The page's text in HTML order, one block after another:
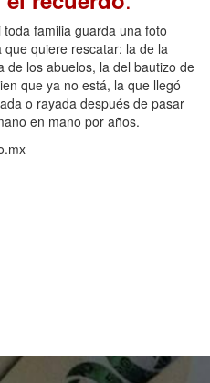
toda familia guarda una foto
que quiere rescatar: la de la
de los abuelos, la del bautizo de
que ya no está, la que llegó
o rayada después de pasar
en mano por años.